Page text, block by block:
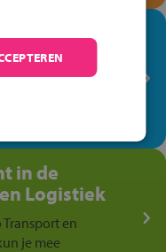
ben je op je
waar elke dag
in de
Logistiek
en
je mee